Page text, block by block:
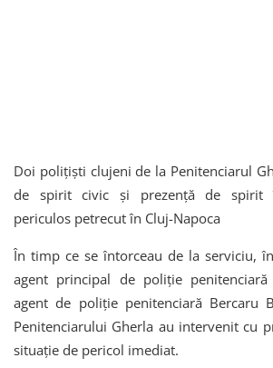
Doi polițiști clujeni de la Penitenciarul
de spirit civic și prezență de spirit
periculos petrecut în Cluj-Napoca
În timp ce se întorceau de la serviciu,
agent principal de poliție
agent de poliție penitenciară Bercaru
Penitenciarului Gherla au intervenit cu
situație de pericol imediat.